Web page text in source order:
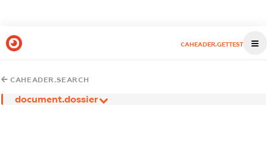
CAHEADER.GETTEST
CAHEADER.SEARCH
document.dossier